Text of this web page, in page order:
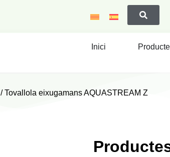
Inici
/ Tovallola eixugamans AQUASTREAM Z